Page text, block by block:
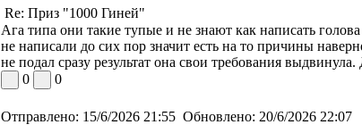
Re: Приз "1000 Гиней"
Ага типа они такие тупые и не знают как написать
не написали до сих пор значит есть на то причины
не подал сразу результат она свои требования
0
0
Отправлено: 15/6/2026 21:55 Обновлено: 20/6/2026 22:07